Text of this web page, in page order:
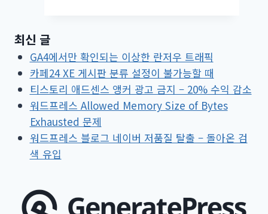
Hueman
테
마
소
최신 글
GA4에서만 확인되는 이상한 란저우 트래픽
카페24 XE 게시판 분류 설정이 불가능할 때
티스토리 애드센스 앵커 광고 금지 – 20% 수익 감소
워드프레스 Allowed Memory Size of Bytes
Exhausted 문제
워드프레스 블로그 네이버 저품질 탈출 – 돌아온 검
색 유입